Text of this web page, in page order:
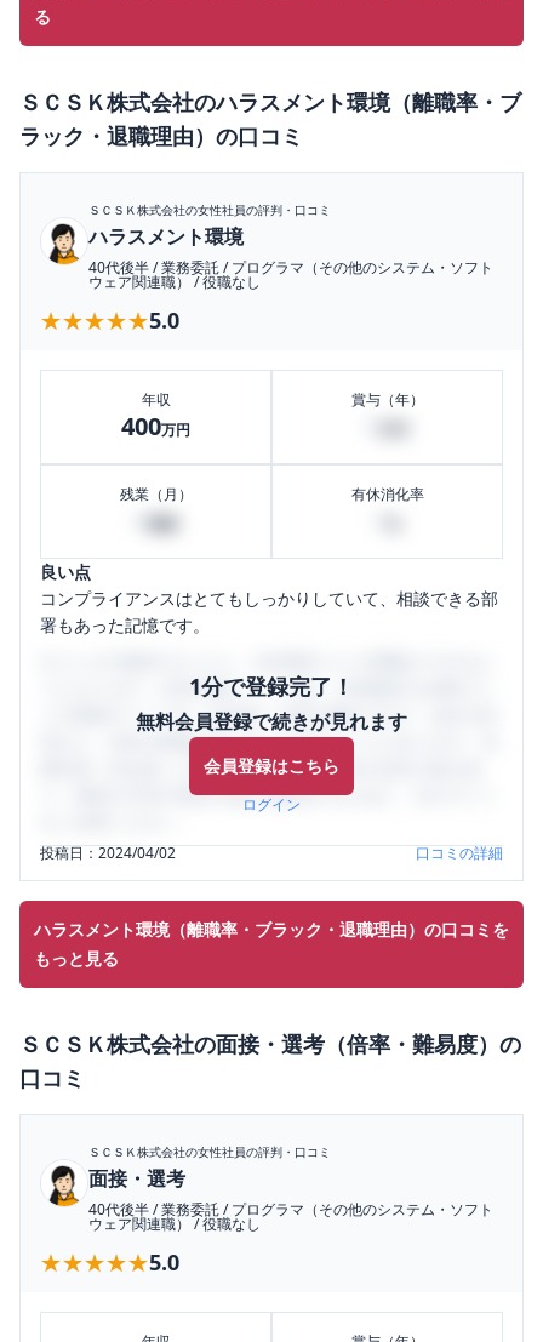
る
ＳＣＳＫ株式会社のハラスメント環境（離職率・ブ
ラック・退職理由） の口コミ
ＳＣＳＫ株式会社の女性社員の評判・口コミ
ハラスメント環境
40代後半/業務委託/プログラマ（その他のシステム・ソフト
ウェア関連職）/役職なし
★★★★★
★★★★★5.0
年収
400万円
賞与（年）
残業（月） 有休消化率
良い点
コンプライアンスはとてもしっかりしていて、相談できる部
署もあった記憶です。
1分で登録完了！
無料会員登録で続きが見れます
会員登録はこちら
ログイン
うになります。SHEHUB(シーハブ)は、女性限定の企業口コ
ミの投稿サイトです。給与面・女性の働きやすさ・会社の評
判など、女性の転職は気にすべき点がたくさんあります。先
輩社員（元社員）の口コミを通して、本当の会社の姿を知
り、将来の不安や現在の悩みを解消するために、ぜひサイト
投稿日：2024/04/02 口コミの詳細
ハラスメント環境（離職率・ブラック・退職理由）の口コミを
もっと見る
ＳＣＳＫ株式会社の面接・選考（倍率・難易度） の
口コミ
ＳＣＳＫ株式会社の女性社員の評判・口コミ
面接・選考
40代後半/業務委託/プログラマ（その他のシステム・ソフト
ウェア関連職）/役職なし
★★★★★
★★★★★5.0